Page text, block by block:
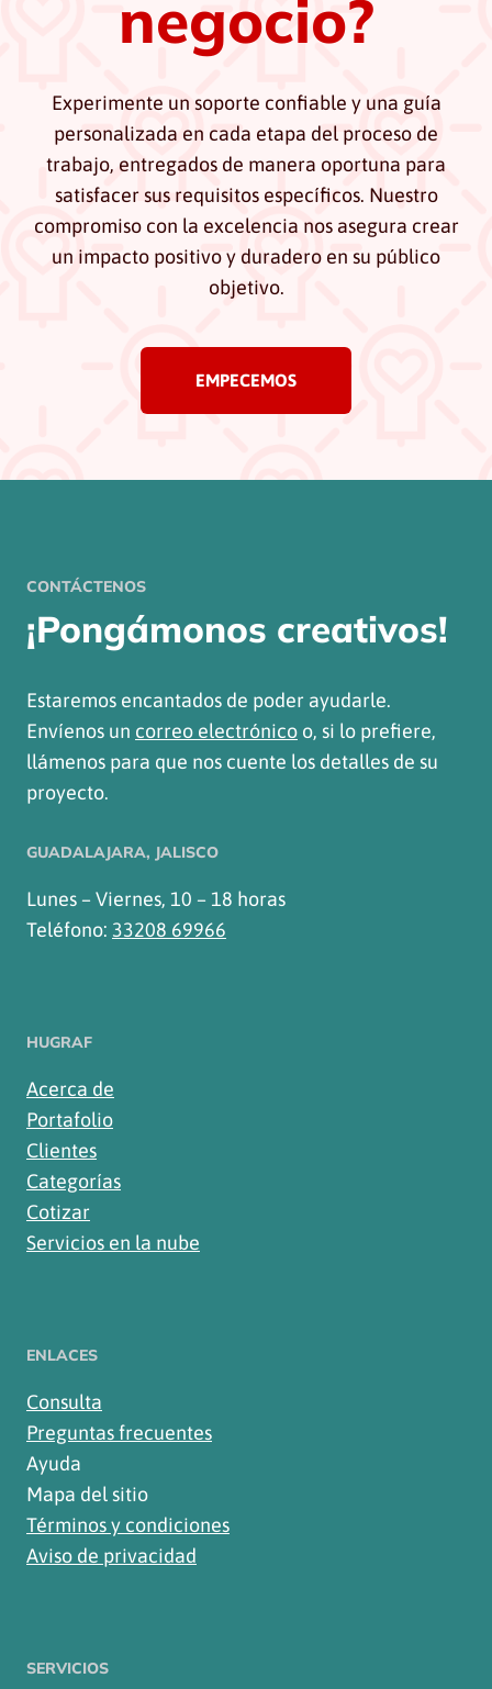
negocio?
Experimente un soporte confiable y una guía
personalizada en cada etapa del proceso de
trabajo, entregados de manera oportuna para
satisfacer sus requisitos específicos. Nuestro
compromiso con la excelencia nos asegura crear
un impacto positivo y duradero en su público
objetivo.
EMPECEMOS
CONTÁCTENOS
¡Pongámonos creativos!
Estaremos encantados de poder ayudarle.
Envíenos un correo electrónico o, si lo prefiere,
llámenos para que nos cuente los detalles de su
proyecto.
GUADALAJARA, JALISCO
Lunes – Viernes, 10 – 18 horas
Teléfono: 33208 69966
HUGRAF
Acerca de
Portafolio
Clientes
Categorías
Cotizar
Servicios en la nube
ENLACES
Consulta
Preguntas frecuentes
Ayuda
Mapa del sitio
Términos y condiciones
Aviso de privacidad
SERVICIOS